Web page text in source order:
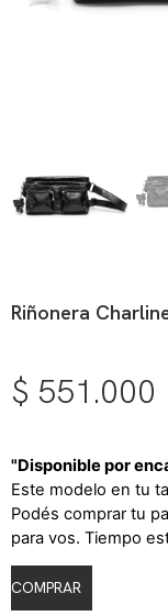
Riñonera
$ 551.000
"Disponible por
Este modelo en tu
Podés comprar tu
para vos. Tiempo
COMPRAR